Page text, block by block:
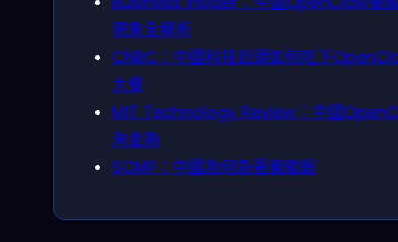
現象全解析
CNBC：中國科技巨頭如何吃下
大餐
MIT Technology Review：中國
淘金熱
SCMP：中國為何急著養龍蝦